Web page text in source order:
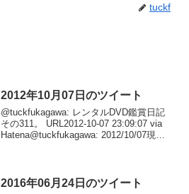
tuckf
2012年10月07日のツイート
@tuckfukagawa: レンタルDVD鑑賞日記
その311。 URL2012-10-07 23:09:07 via
Hatena@tuckfukagawa: 2012/10/07現
2016年06月24日のツイート